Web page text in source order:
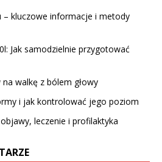
– kluczowe informacje i metody
Jak samodzielnie przygotować
walkę z bólem głowy
i jak kontrolować jego poziom
leczenie i profilaktyka